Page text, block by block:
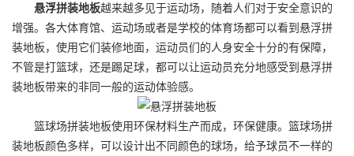
悬浮拼装地板越来越多见于运动场，随着人们对于安全意识的
增强。各大体育馆、运动场或者是学校的体育场都可以看到悬浮拼
装地板，使用它们装修地面，运动员们的人身安全十分的有保障，
不管是打篮球，还是踢足球，都可以让运动员充分地感受到悬浮拼
装地板带来的非同一般的运动体验感。
篮球场拼装地板使用环保材料生产而成，环保健康。篮球场拼
装地板颜色多样，可以设计出不同颜色的球场，给予球员不一样的